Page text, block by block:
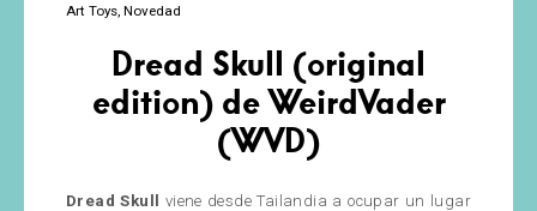
Art Toys Novedad
Dread Skull (original
edition) de WeirdVader
(WVD)
Dread Skull viene desde Tailandia a ocupar un lugar